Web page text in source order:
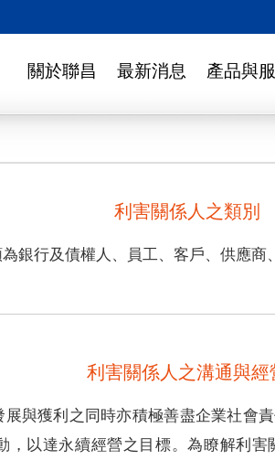
關於聯昌 最新消息 產品與
利害關係人之類別
銀行及債權人、員工、客戶、供應商
利害關係人之溝通與經
與獲利之同時亦積極善盡企業社會
，以達永續經營之目標。為瞭解利